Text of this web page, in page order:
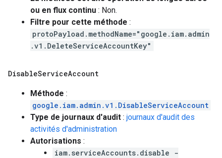
ou en flux continu : Non.
Filtre pour cette méthode :
protoPayload.methodName="google.iam.admin
.v1.DeleteServiceAccountKey"
DisableServiceAccount
Méthode :
google.iam.admin.v1.DisableServiceAccount
Type de journaux d'audit : journaux d'audit des
activités d'administration
Autorisations :
iam.serviceAccounts.disable -